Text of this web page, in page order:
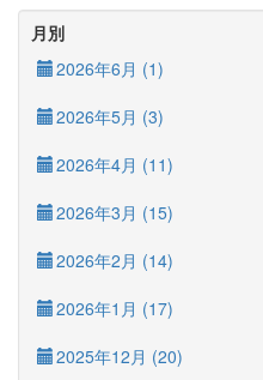
月別
2026年6月 (1)
2026年5月 (3)
2026年4月 (11)
2026年3月 (15)
2026年2月 (14)
2026年1月 (17)
2025年12月 (20)